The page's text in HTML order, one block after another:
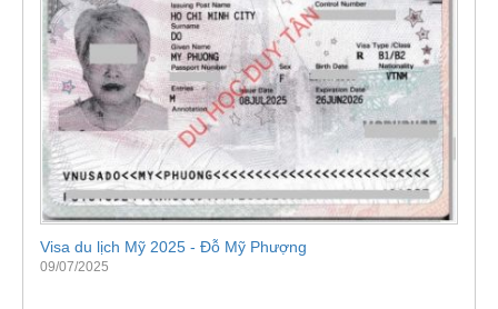
Visa du lịch Mỹ 2025 - Đỗ Mỹ Phượng
09/07/2025